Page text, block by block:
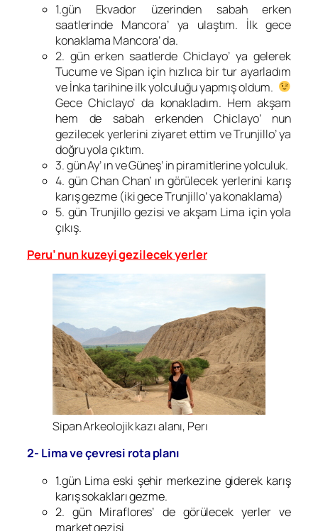
1.gün Ekvador üzerinden sabah erken
saatlerinde Mancora’ ya ulaştım. İlk gece
konaklama Mancora’ da.
2. gün erken saatlerde Chiclayo’ ya gelerek
Tucume ve Sipan için hızlıca bir tur ayarladım
ve İnka tarihine ilk yolculuğu yapmış oldum.
Gece Chiclayo’ da konakladım. Hem akşam
hem de sabah erkenden Chiclayo’ nun
gezilecek yerlerini ziyaret ettim ve Trunjillo’ ya
doğru yola çıktım.
3. gün Ay’ ın ve Güneş’ in piramitlerine yolculuk.
4. gün Chan Chan’ ın görülecek yerlerini karış
karış gezme (iki gece Trunjillo’ ya konaklama)
5. gün Trunjillo gezisi ve akşam Lima için yola
çıkış.
Peru’ nun kuzeyi gezilecek yerler
Sipan Arkeolojik kazı alanı, Perı
2- Lima ve çevresi rota planı
1.gün Lima eski şehir merkezine giderek karış
karış sokakları gezme.
2. gün Miraflores’ de görülecek yerler ve
market gezisi